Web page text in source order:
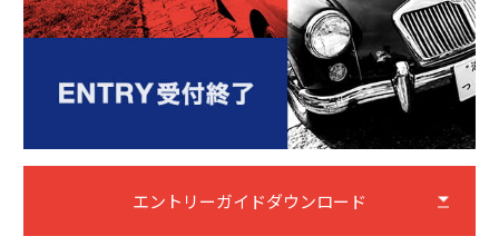
エントリーガイドダウンロード